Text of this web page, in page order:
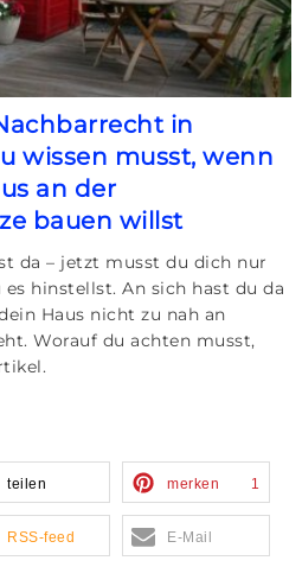
in
wissen musst, wenn
an der
bauen willst
da – jetzt musst du dich nur
hinstellst. An sich hast du da
Haus nicht zu nah an
Worauf du achten musst,
teilen merken 1
RSS-feed E-Mail